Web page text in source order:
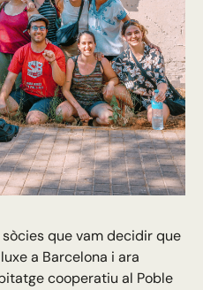
que vam decidir que
a Barcelona i ara
cooperatiu al Poble